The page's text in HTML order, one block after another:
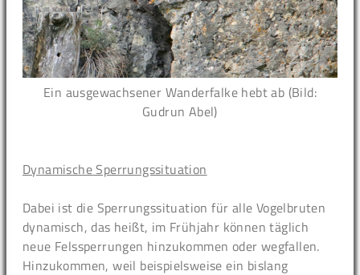
Ein ausgewachsener Wanderfalke hebt ab (Bild:
Gudrun Abel)
Dynamische Sperrungssituation
Dabei ist die Sperrungssituation für alle Vogelbruten
dynamisch, das heißt, im Frühjahr können täglich
neue Felssperrungen hinzukommen oder wegfallen.
Hinzukommen, weil beispielsweise ein bislang